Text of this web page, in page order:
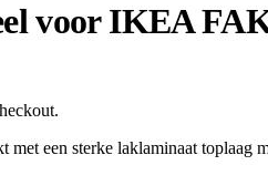
voor IKEA
een sterke laklaminaat toplaag